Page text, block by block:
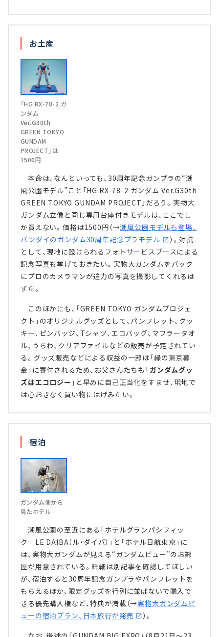
お土産
「HG RX-78-2 ガ
ンダム
Ver.G30th
GREEN TOKYO
GUNDAM
PROJECT」は
1500円
本命は、なんといっても、30周年記念ガンプラの“潮
風公園モデル”こと「HG RX-78-2 ガンダム Ver.G30th
GREEN TOKYO GUNDAM PROJECT」だろう。実物大
ガンダム立像と同じ専用台座付きモデルは、ここでし
か買えない。価格は1500円（→潮風公園モデルも登場、
バンダイのガンダム30周年記念プラモデル
）。対抗
として、現地に設けられるフォトサービスブースによる
記念写真も挙げておきたい。実物大ガンダムをバック
にプロのカメラマンが迫力の写真を撮影してくれるは
ずだ。
このほかにも、「GREEN TOKYO ガンダムプロジェ
クト」のオリジナルグッズとして、パンフレット、クッ
キー、ピンバッジ、Tシャツ、エコバッグ、マフラータオ
ル、うちわ、クリアファイルなどの販売が予定されてい
る。グッズ販売などによる収益の一部は「緑の東京募
金」に寄付されるため、お父さんたちも「ガンダムグッ
ズはエコロジー 」と早めに自己正当化をすませ、現地で
は心おきなく買い物にはげみたい。
宿泊
ガンダム側から
見たホテル
潮風公園の至近にある「ホテルグランパシフィッ
ク LE DAIBA（ル・ダイバ）」と「ホテル日航東京」に
は、実物大ガンダムが見える“ガンダムビュー”のお部
屋が用意されている。詳細は別記事を確認してほしい
が、宿泊すると30周年記念ガンプラやパンフレットを
もらえるほか、限定グッズを行列に並ばないで購入で
きる優先購入権など、特典が満載（→実物大ガンダムビ
ューの宿泊プラン、日本旅行が発売
）。